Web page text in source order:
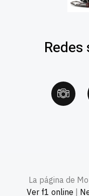
La página de
Ver f1 online |